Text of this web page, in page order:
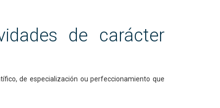
de carácter
de especialización ou perfeccionamiento que